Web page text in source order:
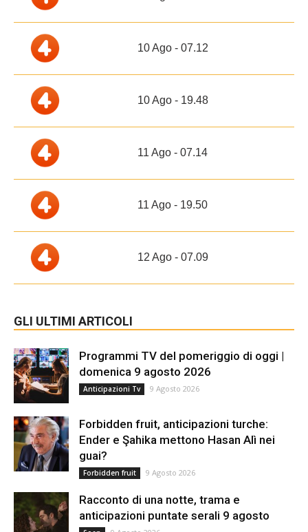
10 Ago - 07.12
10 Ago - 19.48
11 Ago - 07.14
11 Ago - 19.50
12 Ago - 07.09
GLI ULTIMI ARTICOLI
Programmi TV del pomeriggio di oggi |
domenica 9 agosto 2026
Anticipazioni Tv 9 Agosto 2026
Forbidden fruit, anticipazioni turche:
Ender e Şahika mettono Hasan Alì nei
guai?
Forbidden fruit 9 Agosto 2026
Racconto di una notte, trama e
anticipazioni puntate serali 9 agosto